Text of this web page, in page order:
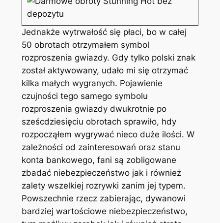
Jednakże wytrwałość się płaci, bo w całej
50 obrotach otrzymałem symbol
rozproszenia gwiazdy. Gdy tylko polski znak
został aktywowany, udało mi się otrzymać
kilka małych wygranych. Pojawienie
czujności tego samego symbolu
rozproszenia gwiazdy dwukrotnie po
sześcdziesięciu obrotach sprawiło, hdy
rozpocząłem wygrywać nieco duże ilości. W
zależności od zainteresowań oraz stanu
konta bankowego, fani są zobligowane
zbadać niebezpieczeństwo jak i również
zalety wszelkiej rozrywki zanim jej typem.
Powszechnie rzecz zabierając, dywanowi
bardziej wartościowe niebezpieczeństwo,